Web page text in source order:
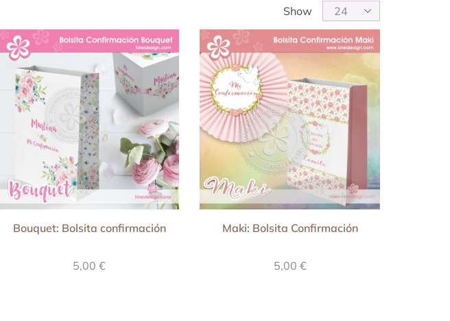
Show
Bouquet: Bolsita confirmación
5,00€
Maki: Bolsita Confirmación
5,00 €